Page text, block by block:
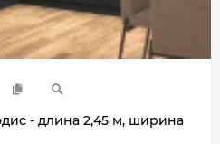
- длина 2,45 м, ширина